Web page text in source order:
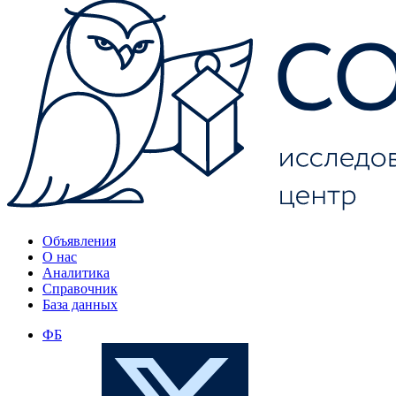
Объявления
О нас
Аналитика
Справочник
База данных
ФБ